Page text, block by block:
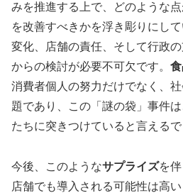
みを推進する上で、どのような
を改善すべきかを浮き彫りにし
変化、店舗の責任、そして行政
からの検討が必要不可欠です。
消費者個人の努力だけでなく、
題であり、この「謎の袋」事件
たちに突きつけていると言えるで
今後、このようなサプライズを伴
店舗でも導入される可能性は高